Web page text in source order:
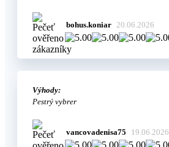
bohus.koniar 20.06.2026
Výhody:
Pestrý vybrer
vancovadenisa75 19.06.2026